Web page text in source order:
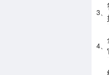
3、
4、